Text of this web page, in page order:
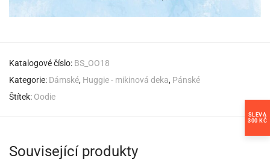
Katalogové číslo: BS_OO18
Kategorie: Dámské, Huggie - mikinová deka, Pánské
Štítek: Oodie
Související produkty
SLEVA
300 KČ